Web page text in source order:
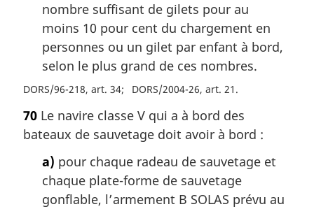
nombre suffisant de gilets pour au
moins 10 pour cent du chargement en
personnes ou un gilet par enfant à bord,
selon le plus grand de ces nombres.
DORS/96-218, art. 34 DORS/2004-26, art. 21
70 Le navire classe V qui a à bord des
bateaux de sauvetage doit avoir à bord :
a) pour chaque radeau de sauvetage et
chaque plate-forme de sauvetage
gonflable, l’armement B SOLAS prévu au